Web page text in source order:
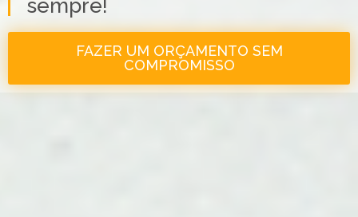
sempre!
FAZER UM ORÇAMENTO SEM
COMPROMISSO